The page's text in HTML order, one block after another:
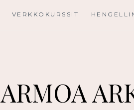
VERKKOKURSSIT
ARMOA